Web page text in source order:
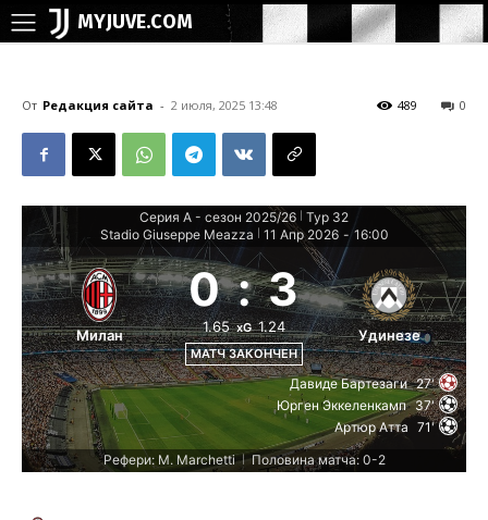
MYJUVE.COM
От Редакция сайта - 2 июля, 2025 13:48 0
489
Серия А - сезон 2025/26 Тур 32
Stadio Giuseppe Meazza
11 Апр 2026 - 16:00
Милан
0 : 3
1.65 xG 1.24
МАТЧ ЗАКОНЧЕН
Удинезе
Давиде Бартезаги 27'
Юрген Эккеленкамп 37'
Артюр Атта 71'
Рефери: M. Marchetti | Половина матча: 0-2